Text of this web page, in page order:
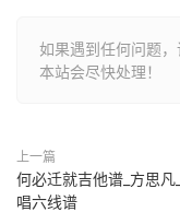
如果遇到任何问题
本站会尽快处理！
上一篇
何必迁就吉他谱_方思凡
唱六线谱